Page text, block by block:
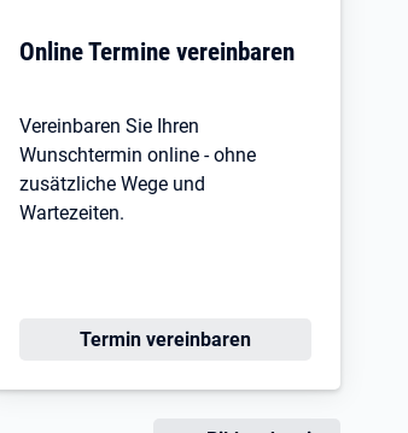
Online Termine vereinbaren
Vereinbaren Sie Ihren
Wunschtermin online - ohne
zusätzliche Wege und
Wartezeiten.
Termin vereinbaren